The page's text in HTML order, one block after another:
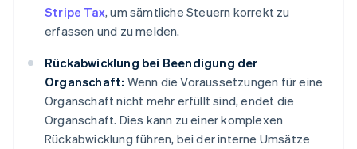
Stripe Tax, um sämtliche Steuern korrekt zu
erfassen und zu melden.
Rückabwicklung bei Beendigung der
Organschaft: Wenn die Voraussetzungen für eine
Organschaft nicht mehr erfüllt sind, endet die
Organschaft. Dies kann zu einer komplexen
Rückabwicklung führen, bei der interne Umsätze